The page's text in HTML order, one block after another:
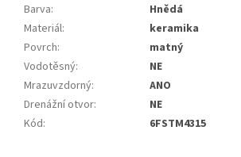
Barva:
Hnědá
Materiál:
keramika
Povrch:
matný
Vodotěsný:
NE
Mrazuvzdorný:
ANO
Drenážní otvor:
NE
Kód: 6FSTM4315